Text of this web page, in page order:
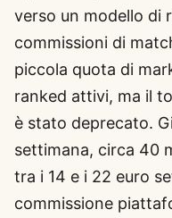
verso un modello di
commissioni di
piccola quota di
ranked attivi, ma il
è stato deprecato.
settimana, circa 40
tra i 14 e i 22 euro
commissione